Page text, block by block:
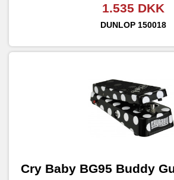
1.535 DKK
DUNLOP 150018
Cry Baby BG95 Buddy